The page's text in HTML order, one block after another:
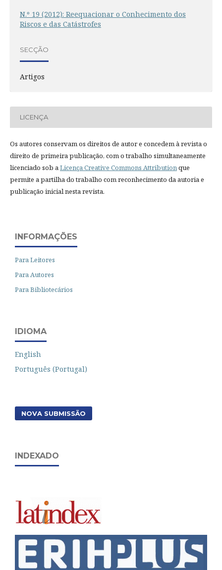
N.º 19 (2012): Reequacionar o Conhecimento dos
Riscos e das Catástrofes
SECÇÃO
Artigos
LICENÇA
Os autores conservam os direitos de autor e concedem à revista o
direito de primeira publicação, com o trabalho simultaneamente
licenciado sob aLicença Creative Commons Attributionque
permite a partilha do trabalho com reconhecimento da autoria e
publicação inicial nesta revista.
INFORMAÇÕES
Para Leitores
Para Autores
Para Bibliotecários
IDIOMA
English
Português (Portugal)
NOVA SUBMISSÃO
INDEXADO